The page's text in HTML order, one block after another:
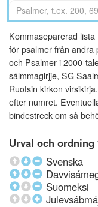
Kommaseparerad
för psalmer från andra
och Psalmer i 2000-
sálmmagirjje, SG
Ruotsin kirkon
efter numret.
bindestreck om så
Urval och
Svenska
Suomeksi